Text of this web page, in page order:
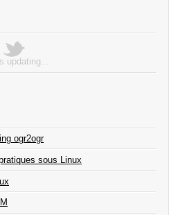
updating...
ogr2ogr
sous Linux